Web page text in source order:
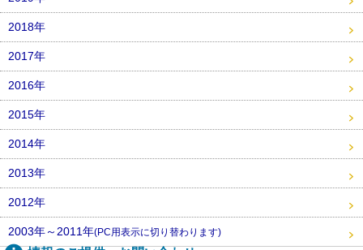
2018年
2017年
2016年
2015年
2014年
2013年
2012年
2003年～2011年(PC用表示に切り替わります)